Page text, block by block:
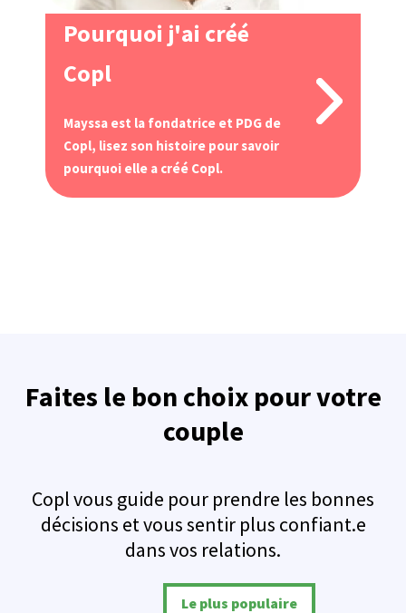
Pourquoi j'ai créé
Copl
Mayssa est la fondatrice et PDG de
Copl, lisez son histoire pour savoir
pourquoi elle a créé Copl.
Faites le bon choix pour votre
couple
Copl vous guide pour prendre les bonnes
décisions et vous sentir plus confiant.e
dans vos relations.
Le plus populaire